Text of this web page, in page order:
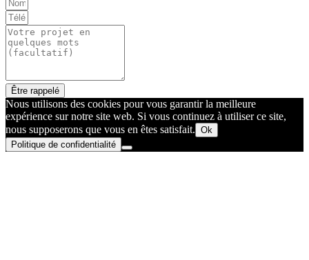
Être rappelé
Nous utilisons des cookies pour vous garantir la meilleure
expérience sur notre site web. Si vous continuez à utiliser ce site,
nous supposerons que vous en êtes satisfait. Ok
Politique de confidentialité